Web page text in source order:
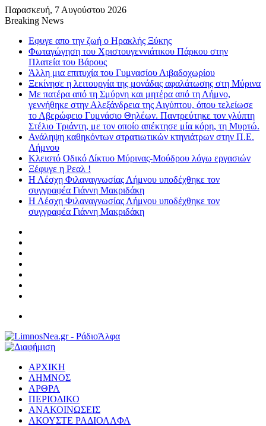
Παρασκευή, 7 Αυγούστου 2026
Breaking News
Εφυγε απο την ζωή o Ηρακλής Ξύκης
Φωταγώγηση του Χριστουγεννιάτικου Πάρκου στην
Πλατεία του Βάρους
Άλλη μια επιτυχία του Γυμνασίου Λιβαδοχωρίου
Ξεκίνησε η λειτουργία της μονάδας αφαλάτωσης στη Μύρινα
Με πατέρα από τη Σμύρνη και μητέρα από τη Λήμνο,
γεννήθηκε στην Αλεξάνδρεια της Αιγύπτου, όπου τελείωσε
το Αβερώφειο Γυμνάσιο Θηλέων. Παντρεύτηκε τον γλύπτη
Στέλιο Τριάντη, με τον οποίο απέκτησε μία κόρη, τη Μυρτώ.
Ανάληψη καθηκόντων στρατιωτικών κτηνιάτρων στην Π.Ε.
Λήμνου
Κλειστό Οδικό Δίκτυο Μύρινας-Μούδρου λόγω εργασιών
Ξέφυγε η Ρεαλ !
Η Λέσχη Φιλαναγνωσίας Λήμνου υποδέχθηκε τον
συγγραφέα Γιάννη Μακριδάκη
Η Λέσχη Φιλαναγνωσίας Λήμνου υποδέχθηκε τον
συγγραφέα Γιάννη Μακριδάκη
ΑΡΧΙΚΗ
ΛΗΜΝΟΣ
ΑΡΘΡΑ
ΠΕΡΙΟΔΙΚΟ
ΑΝΑΚΟΙΝΩΣΕΙΣ
ΑΚΟΥΣΤΕ ΡΑΔΙΟΑΛΦΑ